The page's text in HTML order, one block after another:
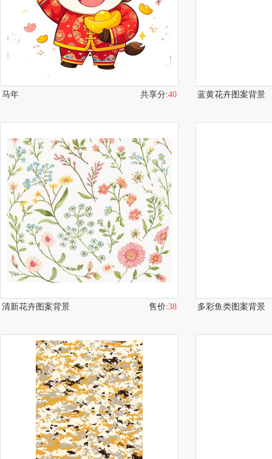
马年 共享分:40 蓝黄花卉图案背景
清新花卉图案背景 售价:38 多彩鱼类图案背景